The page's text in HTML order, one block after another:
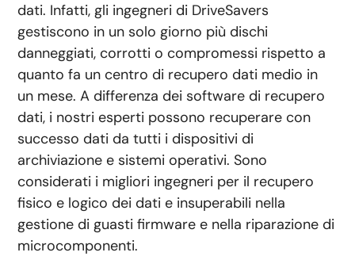
dati. Infatti, gli ingegneri di DriveSavers
gestiscono in un solo giorno più dischi
danneggiati, corrotti o compromessi rispetto a
quanto fa un centro di recupero dati medio in
un mese. A differenza dei software di recupero
dati, i nostri esperti possono recuperare con
successo dati da tutti i dispositivi di
archiviazione e sistemi operativi. Sono
considerati i migliori ingegneri per il recupero
fisico e logico dei dati e insuperabili nella
gestione di guasti firmware e nella riparazione di
microcomponenti.